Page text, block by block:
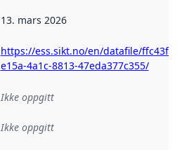
13. mars 2026
https://ess.sikt.no/en/datafile/ffc43f48-
e15a-4a1c-8813-47eda377c355/
Ikke oppgitt
Ikke oppgitt